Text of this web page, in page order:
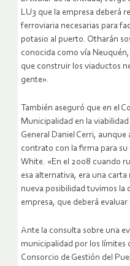
LU3 que la empresa deberá
ferroviaria necesarias para
potasio al puerto. Otharán
conocida como vía
que construir los viaductos
gente».
También aseguró que en el
Municipalidad en la
General Daniel Cerri,
contrato con la firma para
White. «En el 2008 cuando
esa alternativa, era una
nueva posibilidad tuvimos la
empresa, que deberá
Ante la consulta sobre una
municipalidad por los límites
Consorcio de Gestión del